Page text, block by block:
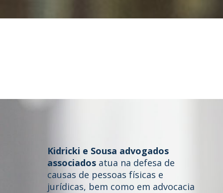
Kidricki e Sousa advogados
associadosatua na defesa de
causas de pessoas físicas e
jurídicas, bem como em advocacia